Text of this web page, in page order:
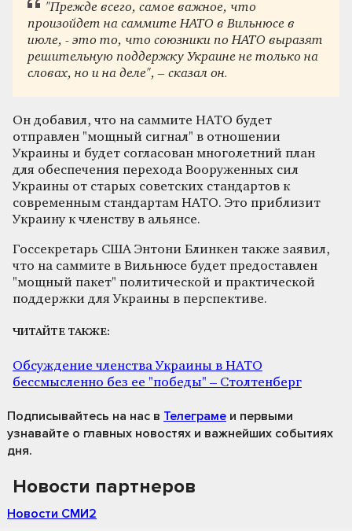
"Прежде всего, самое важное, что
произойдет на саммите НАТО в Вильнюсе в
июле, - это то, что союзники по НАТО выразят
решительную поддержку Украине не только на
словах, но и на деле", – сказал он.
Он добавил, что на саммите НАТО будет
отправлен "мощный сигнал" в отношении
Украины и будет согласован многолетний план
для обеспечения перехода Вооруженных сил
Украины от старых советских стандартов к
современным стандартам НАТО. Это приблизит
Украину к членству в альянсе.
Госсекретарь США Энтони Блинкен также заявил,
что на саммите в Вильнюсе будет предоставлен
"мощный пакет" политической и практической
поддержки для Украины в перспективе.
ЧИТАЙТЕ ТАКЖЕ:
Обсуждение членства Украины в НАТО
бессмысленно без ее "победы" – Столтенберг
Подписывайтесь на нас в Телеграме и первыми
узнавайте о главных новостях и важнейших событиях
дня.
Новости партнеров
Новости СМИ2